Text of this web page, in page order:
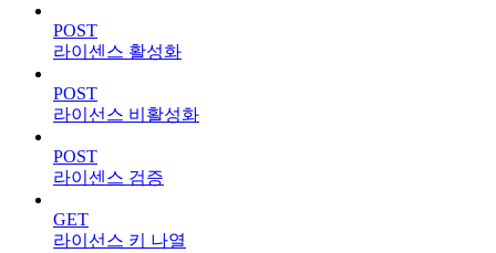
POST
라이센스 활성화
POST
라이선스 비활성화
POST
라이센스 검증
GET
라이선스 키 나열